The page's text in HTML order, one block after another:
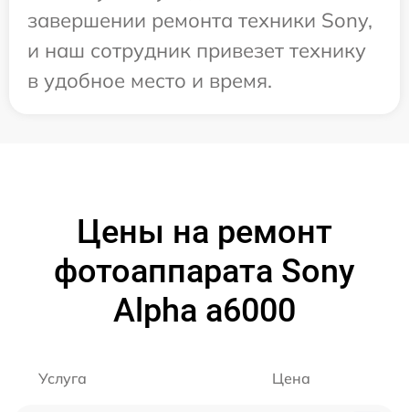
завершении ремонта техники Sony,
и наш сотрудник привезет технику
в удобное место и время.
Цены на ремонт
фотоаппарата Sony
Alpha a6000
Услуга Цена